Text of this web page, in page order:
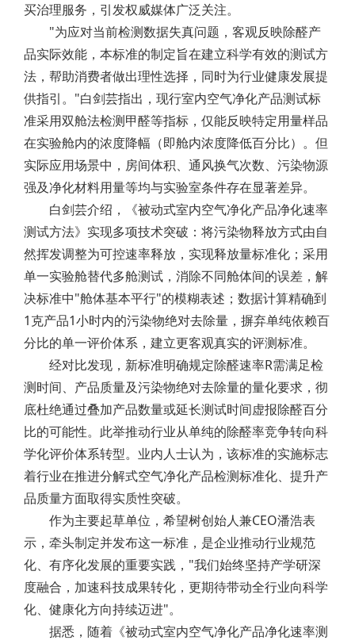
买治理服务，引发权威媒体广泛关注。
"为应对当前检测数据失真问题，客观反映除醛产
品实际效能，本标准的制定旨在建立科学有效的测试方
法，帮助消费者做出理性选择，同时为行业健康发展提
供指引。"白剑芸指出，现行室内空气净化产品测试标
准采用双舱法检测甲醛等指标，仅能反映特定用量样品
在实验舱内的浓度降幅（即舱内浓度降低百分比）。但
实际应用场景中，房间体积、通风换气次数、污染物源
强及净化材料用量等均与实验室条件存在显著差异。
白剑芸介绍，《被动式室内空气净化产品净化速率
测试方法》实现多项技术突破：将污染物释放方式由自
然挥发调整为可控速率释放，实现释放量标准化；采用
单一实验舱替代多舱测试，消除不同舱体间的误差，解
决标准中"舱体基本平行"的模糊表述；数据计算精确到
1克产品1小时内的污染物绝对去除量，摒弃单纯依赖百
分比的单一评价体系，建立更客观真实的评测标准。
经对比发现，新标准明确规定除醛速率R需满足检
测时间、产品质量及污染物绝对去除量的量化要求，彻
底杜绝通过叠加产品数量或延长测试时间虚报除醛百分
比的可能性。此举推动行业从单纯的除醛率竞争转向科
学化评价体系转型。业内人士认为，该标准的实施标志
着行业在推进分解式空气净化产品检测标准化、提升产
品质量方面取得实质性突破。
作为主要起草单位，希望树创始人兼CEO潘浩表
示，牵头制定并发布这一标准，是企业推动行业规范
化、有序化发展的重要实践，"我们始终坚持产学研深
度融合，加速科技成果转化，更期待带动全行业向科学
化、健康化方向持续迈进"。
据悉，随着《被动式室内空气净化产品净化速率测